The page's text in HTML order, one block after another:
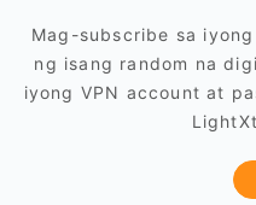
Mag-subscribe sa
ng isang random na
iyong VPN account at